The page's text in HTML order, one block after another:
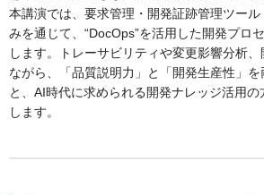
本講演では、要求管理・開発証跡管理ツー
みを通じて、“DocOps”を活用した開発プロ
します。トレーサビリティや変更影響分析
ながら、「品質説明力」と「開発生産性」
と、AI時代に求められる開発ナレッジ活用
します。